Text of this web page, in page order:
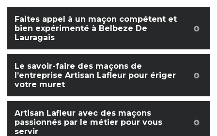
Faites appel à un maçon compétent et
bien expérimenté à Belbeze De
Lauragais
Le savoir-faire des maçons de
l’entreprise Artisan Lafleur pour ériger
votre muret
Artisan Lafleur avec des maçons
passionnés par le métier pour vous
servir